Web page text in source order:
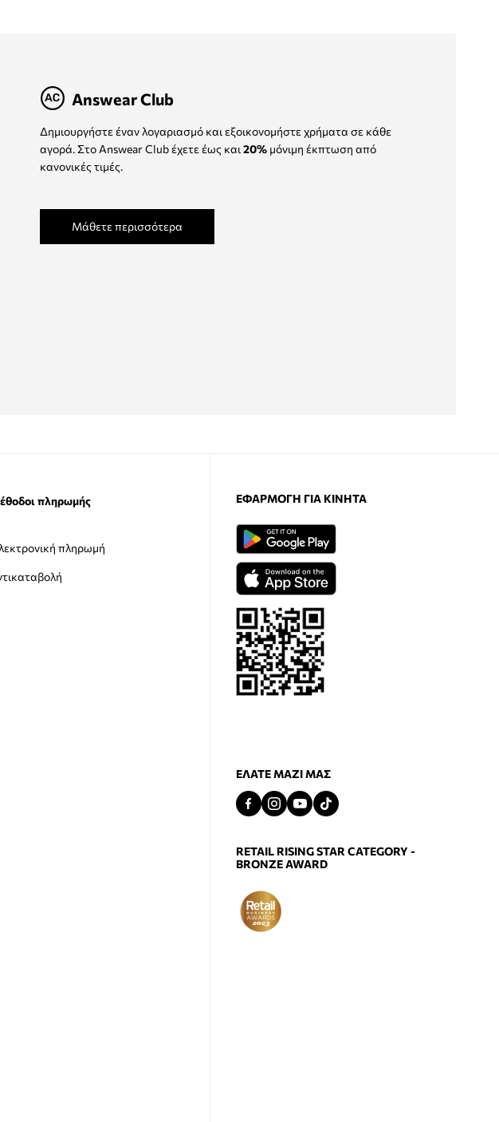
Answear Club
Δημιουργήστε έναν λογαριασμό και εξοικονομήστε χρήματα σε κάθε
αγορά. Στο Answear Club έχετε έως και 20%μόνιμη έκπτωση από
κανονικές τιμές.
Μάθετε περισσότερα
πληρωμής
πληρωμή
ΕΦΑΡΜΟΓΉ ΓΙΑ ΚΙΝΗΤΆ
ΕΛΆΤΕ ΜΑΖΊ ΜΑΣ
RETAIL RISING STAR CATEGORY -
BRONZE AWARD